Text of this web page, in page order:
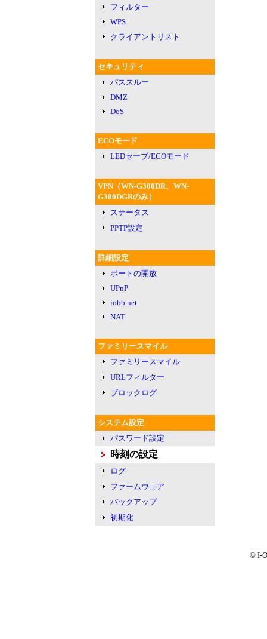
フィルター
WPS
クライアントリスト
セキュリティ
パススルー
DMZ
DoS
ECOモード
LEDセーブ/ECOモード
VPN（WN-G300DR、WN-
G300DGRのみ）
ステータス
PPTP設定
詳細設定
ポートの開放
UPnP
iobb.net
NAT
ファミリースマイル
ファミリースマイル
URLフィルター
ブロックログ
システム設定
パスワード設定
時刻の設定
ログ
ファームウェア
バックアップ
初期化
© I-